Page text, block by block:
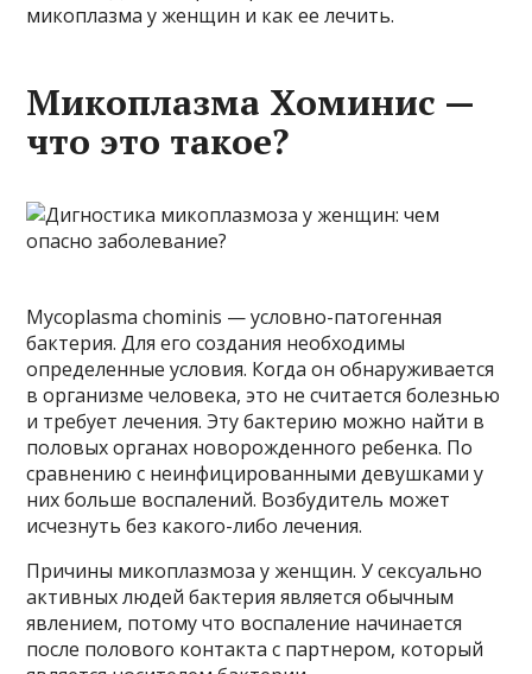
микоплазма у женщин и как ее лечить.
Микоплазма Хоминис —
что это такое?
Mycoplasma chominis — условно-патогенная
бактерия. Для его создания необходимы
определенные условия. Когда он обнаруживается
в организме человека, это не считается болезнью
и требует лечения. Эту бактерию можно найти в
половых органах новорожденного ребенка. По
сравнению с неинфицированными девушками у
них больше воспалений. Возбудитель может
исчезнуть без какого-либо лечения.
Причины микоплазмоза у женщин. У сексуально
активных людей бактерия является обычным
явлением, потому что воспаление начинается
после полового контакта с партнером, который